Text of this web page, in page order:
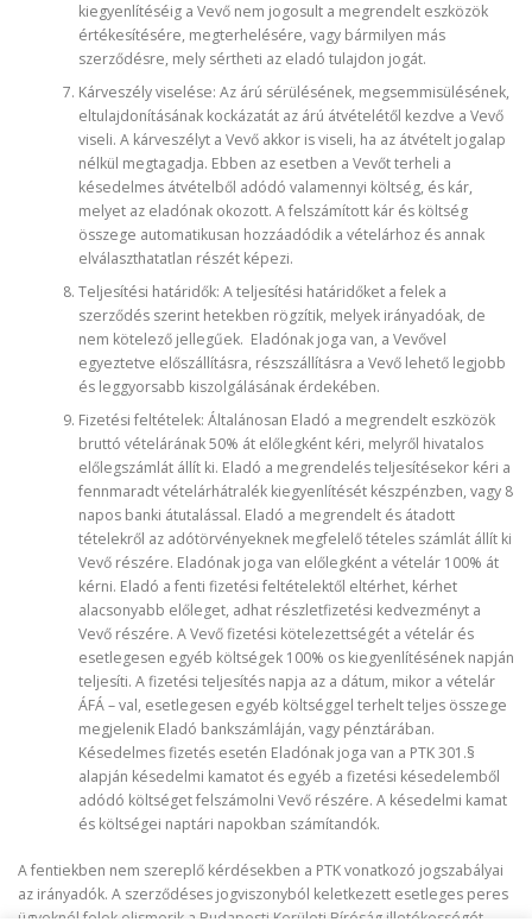
kiegyenlítéséig a Vevő nem jogosult a megrendelt eszközök
értékesítésére, megterhelésére, vagy bármilyen más
szerződésre, mely sértheti az eladó tulajdon jogát.
Kárveszély viselése: Az árú sérülésének, megsemmisülésének,
eltulajdonításának kockázatát az árú átvételétől kezdve a Vevő
viseli. A kárveszélyt a Vevő akkor is viseli, ha az átvételt jogalap
nélkül megtagadja. Ebben az esetben a Vevőt terheli a
késedelmes átvételből adódó valamennyi költség, és kár,
melyet az eladónak okozott. A felszámított kár és költség
összege automatikusan hozzáadódik a vételárhoz és annak
elválaszthatatlan részét képezi.
Teljesítési határidők: A teljesítési határidőket a felek a
szerződés szerint hetekben rögzítik, melyek irányadóak, de
nem kötelező jellegűek. Eladónak joga van, a Vevővel
egyeztetve előszállításra, részszállításra a Vevő lehető legjobb
és leggyorsabb kiszolgálásának érdekében.
Fizetési feltételek: Általánosan Eladó a megrendelt eszközök
bruttó vételárának 50% át előlegként kéri, melyről hivatalos
előlegszámlát állít ki. Eladó a megrendelés teljesítésekor kéri a
fennmaradt vételárhátralék kiegyenlítését készpénzben, vagy 8
napos banki átutalással. Eladó a megrendelt és átadott
tételekről az adótörvényeknek megfelelő tételes számlát állít ki
Vevő részére. Eladónak joga van előlegként a vételár 100% át
kérni. Eladó a fenti fizetési feltételektől eltérhet, kérhet
alacsonyabb előleget, adhat részletfizetési kedvezményt a
Vevő részére. A Vevő fizetési kötelezettségét a vételár és
esetlegesen egyéb költségek 100% os kiegyenlítésének napján
teljesíti. A fizetési teljesítés napja az a dátum, mikor a vételár
ÁFÁ – val, esetlegesen egyéb költséggel terhelt teljes összege
megjelenik Eladó bankszámláján, vagy pénztárában.
Késedelmes fizetés esetén Eladónak joga van a PTK 301.§
alapján késedelmi kamatot és egyéb a fizetési késedelemből
adódó költséget felszámolni Vevő részére. A késedelmi kamat
és költségei naptári napokban számítandók.
A fentiekben nem szereplő kérdésekben a PTK vonatkozó jogszabályai
az irányadók. A szerződéses jogviszonyból keletkezett esetleges peres
ügyeknél felek elismerik a Budapesti Kerületi Bíróság illetékességét.